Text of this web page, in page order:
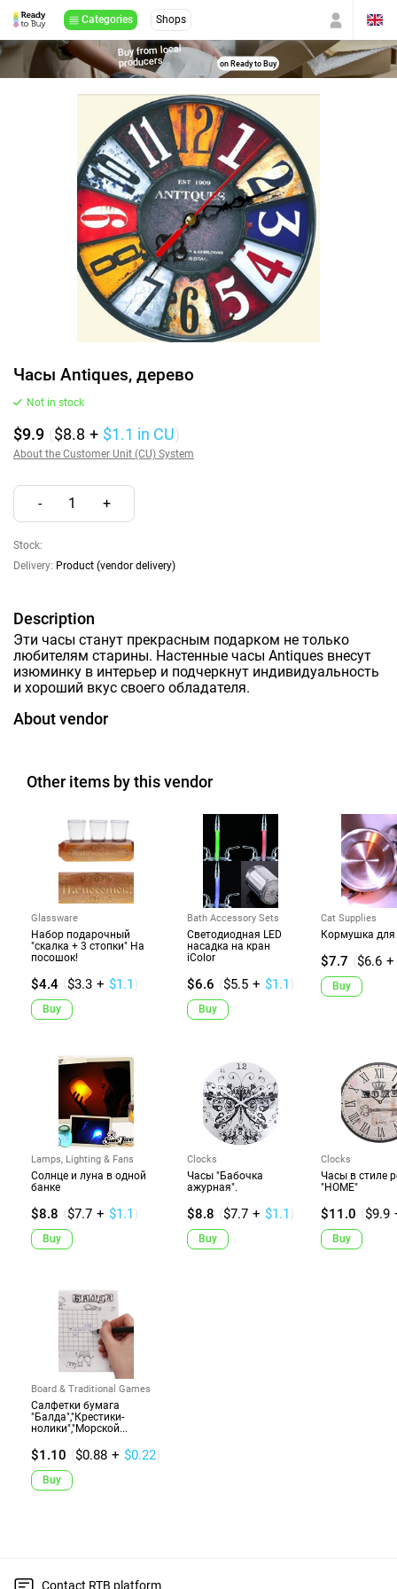
Categories Shops
Buy from local
producers on Ready to Buy
Часы Antiques, дерево
Not in stock
$9.9 ($8.8 + $1.1 in CU)
About the Customer Unit (CU) System
- 1 +
Stock:
Delivery: Product (vendor delivery)
Description
Эти часы станут прекрасным подарком не только
любителям старины. Настенные часы Antiques внесут
изюминку в интерьер и подчеркнут индивидуальность
и хороший вкус своего обладателя.
About vendor
Other items by this vendor
Glassware
Набор подарочный
"скалка + 3 стопки" На
посошок!
$4.4 ($3.3 + $1.1 )
Buy
Bath Accessory Sets
Светодиодная LED
насадка на кран
iColor
$6.6 ($5.5 + $1.1 )
Buy
Cat Supplies
Кормушка для
$7.7 ($6.6 +
Buy
Lamps, Lighting & Fans
Солнце и луна в одной
банке
$8.8 ($7.7 + $1.1 )
Buy
Clocks
Часы "Бабочка
ажурная".
$8.8 ($7.7 + $1.1 )
Buy
Clocks
Часы в стиле
"HOME"
$11.0 ($9.9
Buy
Board & Traditional Games
Салфетки бумага
"Балда","Крестики-
нолики","Морской...
$1.10 ($0.88 + $0.22)
Buy
Contact RTB platform